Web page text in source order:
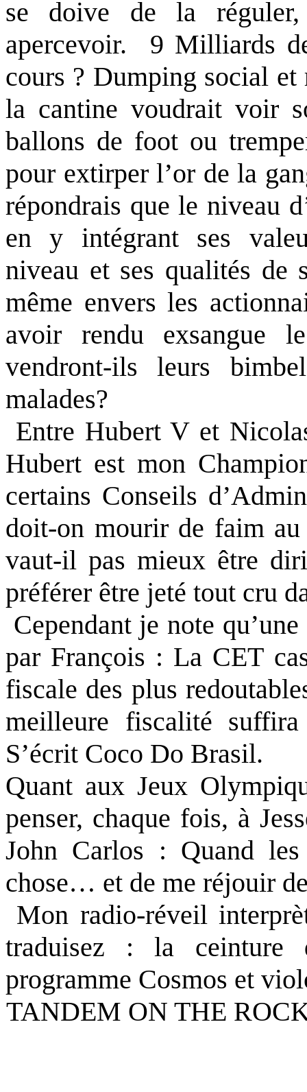
se doive de la
apercevoir.
9 Milliards
cours ? Dumping social
la cantine voudrait voir
ballons de foot ou
pour extirper l’or de la
répondrais que le niveau
en y intégrant ses
niveau et ses qualités de
même envers les
avoir rendu exsangue
vendront-ils leurs
malades?
Entre Hubert V et
Hubert est mon
certains Conseils
doit-on mourir de faim au
vaut-il pas mieux être
préférer être jeté tout cru
Cependant je note
par François : La CET
fiscale des plus
meilleure fiscalité
S’écrit Coco Do Brasil.
Quant aux Jeux
penser, chaque fois, à
John Carlos : Quand les
chose… et de me réjouir
Mon radio-réveil
traduisez : la ceinture
programme Cosmos et
TANDEM ON THE